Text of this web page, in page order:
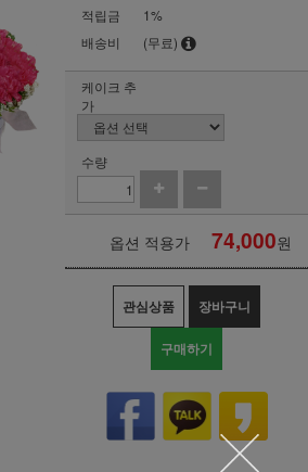
적립금
1%
배송비
(무료)
케이크 추
가
수량
옵션 적용가 74,000원
관심상품 장바구니
구매하기